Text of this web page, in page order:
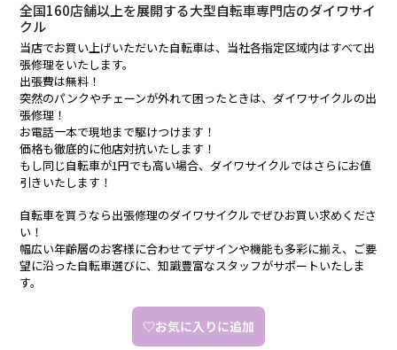
全国160店舗以上を展開する大型自転車専門店のダイワサイ
クル
当店でお買い上げいただいた自転車は、当社各指定区域内はすべて出
張修理をいたします。
出張費は無料！
突然のパンクやチェーンが外れて困ったときは、ダイワサイクルの出
張修理！
お電話一本で現地まで駆けつけます！
価格も徹底的に他店対抗いたします！
もし同じ自転車が1円でも高い場合、ダイワサイクルではさらにお値
引きいたします！
自転車を買うなら出張修理のダイワサイクルでぜひお買い求めくださ
い！
幅広い年齢層のお客様に合わせてデザインや機能も多彩に揃え、ご要
望に沿った自転車選びに、知識豊富なスタッフがサポートいたしま
す。
♡お気に入りに追加